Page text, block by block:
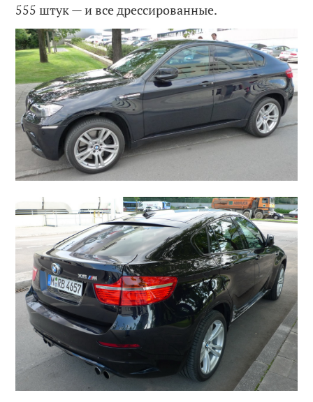
555 штук — и все дрессированные.